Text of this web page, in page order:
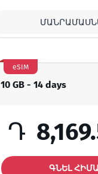
10 GB - 14 days
eSIM
Դ
ԳՆԵԼ ՀԻՄԱ